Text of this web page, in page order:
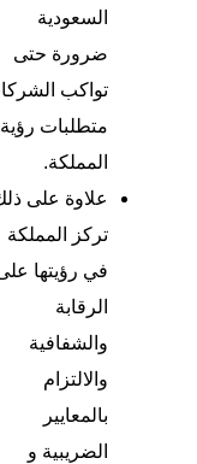
السعودية
ضرورة حتى
تواكب
متطلبات رؤية
المملكة.
علاوة على
تركز المملكة
في رؤيتها
الرقابة
والشفافية
والالتزام
بالمعايير
الضريبية و